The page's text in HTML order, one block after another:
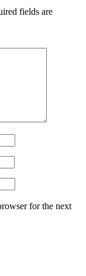
fields are
for the next